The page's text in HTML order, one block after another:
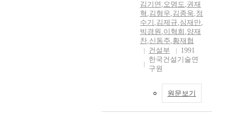
김기연 ,오명도,권재
혁 ,김형우,김종욱,정
수기 ,김제규,심재만,
빅경원 ,이혁희 ,양재
찬,신동주,황재협
건설부
1991
한국건설기술연
구원
원문보기